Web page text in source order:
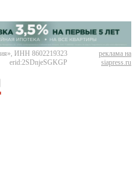
ИНН 8602219323
erid:2SDnjeSGKGP
реклама на
siapress.ru